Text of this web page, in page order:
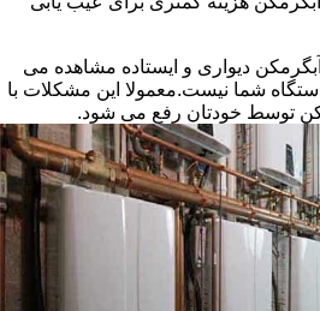
دیواری و ایستاده مشاهده می
شما نیست.معمولا این مشکلات با
توسط خودتان رفع می شود.